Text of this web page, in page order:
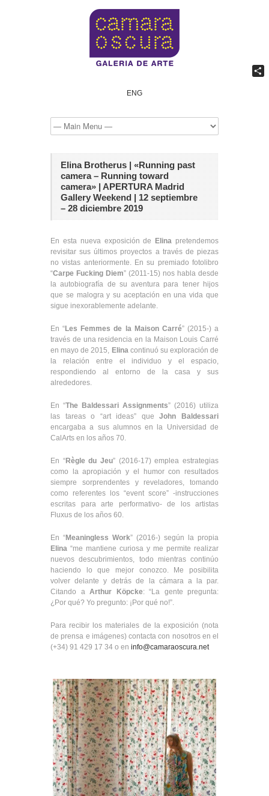
ENG
Elina Brotherus | «Running past
camera – Running toward
camera» | APERTURA Madrid
Gallery Weekend | 12 septiembre
– 28 diciembre 2019
En esta nueva exposición de Elina pretendemos
revisitar sus últimos proyectos a través de piezas
no vistas anteriormente. En su premiado fotolibro
“Carpe Fucking Diem” (2011-15) nos habla desde
la autobiografía de su aventura para tener hijos
que se malogra y su aceptación en una vida que
sigue inexorablemente adelante.
En “Les Femmes de la Maison Carré” (2015-) a
través de una residencia en la Maison Louis Carré
en mayo de 2015, Elinacontinuó su exploración de
la relación entre el individuo y el espacio,
respondiendo al entorno de la casa y sus
alrededores.
En “The Baldessari Assignments” (2016) utiliza
las tareas o “art ideas” queJohn Baldessari
encargaba a sus alumnos en la Universidad de
CalArts en los años 70.
En “Règle du Jeu” (2016-17) emplea estrategias
como la apropiación y el humor con resultados
siempre sorprendentes y reveladores, tomando
como referentes los “event score” -instrucciones
escritas para arte performativo- de los artistas
Fluxus de los años 60.
En “Meaningless Work” (2016-) según la propia
Elina “me mantiene curiosa y me permite realizar
nuevos descubrimientos, todo mientras continúo
haciendo lo que mejor conozco. Me posibilita
volver delante y detrás de la cámara a la par.
Citando a Arthur Köpcke: “La gente pregunta:
¿Por qué? Yo pregunto: ¡Por qué no!”.
Para recibir los materiales de la exposición (nota
de prensa e imágenes) contacta con nosotros en el
(+34) 91 429 17 34 o en info@camaraoscura.net